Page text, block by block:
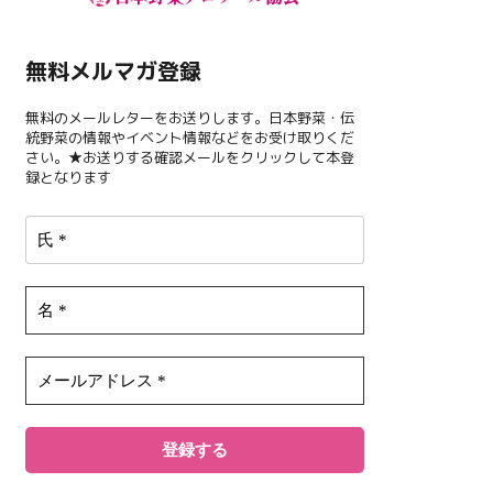
無料メルマガ登録
無料のメールレターをお送りします。日本野菜・伝
統野菜の情報やイベント情報などをお受け取りくだ
さい。★お送りする確認メールをクリックして本登
録となります